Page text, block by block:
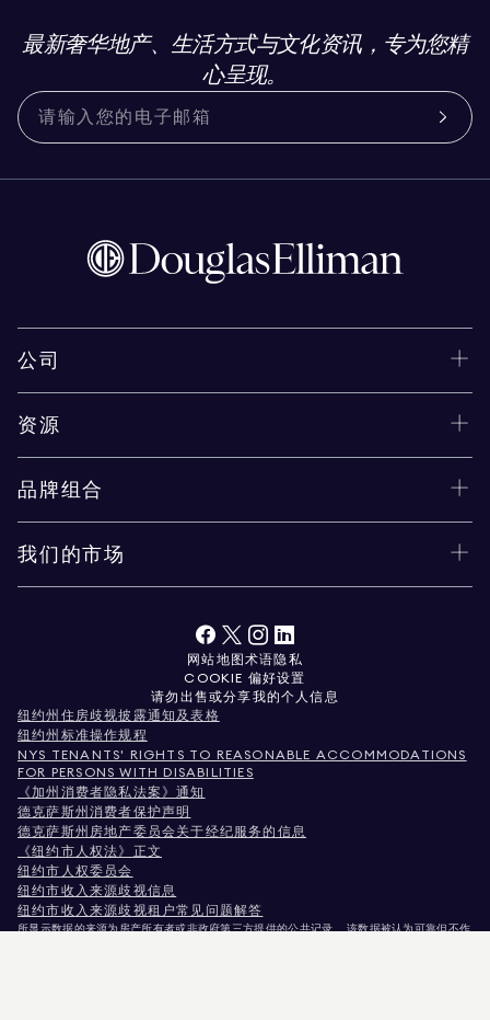
最新奢华地产、生活方式与文化资讯，专为您精
心呈现。
公司
资源
品牌组合
我们的市场
网站地图 术语隐私
COOKIE 偏好设置
请勿出售或分享我的个人信息
纽约州住房歧视披露通知及表格
纽约州标准操作规程
NYS TENANTS' RIGHTS TO REASONABLE ACCOMMODATIONS
FOR PERSONS WITH DISABILITIES
《加州消费者隐私法案》通知
德克萨斯州消费者保护声明
德克萨斯州房地产委员会关于经纪服务的信息
《纽约市人权法》正文
纽约市人权委员会
纽约市收入来源歧视信息
纽约市收入来源歧视租户常见问题解答
所显示数据的来源为房产所有者或非政府第三方提供的公共记录。 该数据被认为可靠但不作